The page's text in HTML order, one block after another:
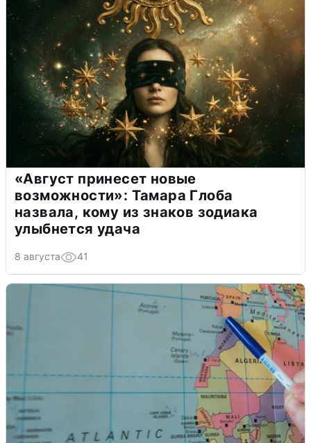
«Август принесет новые
возможности»: Тамара Глоба
назвала, кому из знаков зодиака
улыбнется удача
8 августа 41